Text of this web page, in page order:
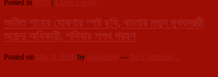
শপথ
নিলেন
বাংলায়
Posted in জাতীয় | Leave a reply
অমিত শাহের ঘোষণায় স্পষ্ট ছবি, বাংলার নতুন মুখ্যমন্ত্রী
শুভেন্দু অধিকারী, শনিবার শপথ গ্রহণ
Posted on May 8, 2026 by santanu99 — No Comments ↓